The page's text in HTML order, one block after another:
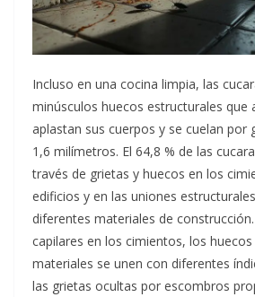
Incluso en una cocina limpia, las
minúsculos huecos estructurales que
aplastan sus cuerpos y se cuelan por
1,6 milímetros. El 64,8 % de las
través de grietas y huecos en los
edificios y en las uniones
diferentes materiales de
capilares en los cimientos, los
materiales se unen con diferentes
las grietas ocultas por escombros